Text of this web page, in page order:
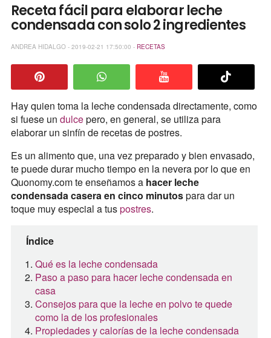
Receta fácil para elaborar leche
condensada con solo 2 ingredientes
ANDREA HIDALGO - 2019-02-21 17:50:00 - RECETAS
Hay quien toma la leche condensada directamente, como
si fuese un dulcepero, en general, se utiliza para
elaborar un sinfín de recetas de postres.
Es un alimento que, una vez preparado y bien envasado,
te puede durar mucho tiempo en la nevera por lo que en
Quonomy.com te enseñamos a hacer leche
condensada casera en cinco minutospara dar un
toque muy especial a tuspostres.
Índice
Qué es la leche condensada
Paso a paso para hacer leche condensada en
casa
Consejos para que la leche en polvo te quede
como la de los profesionales
Propiedades y calorías de la leche condensada